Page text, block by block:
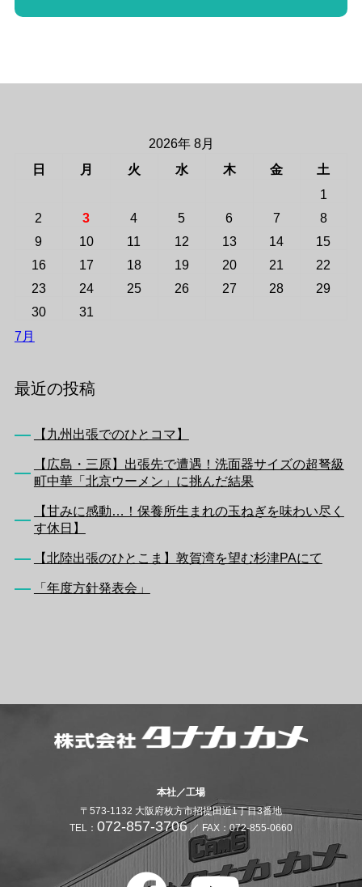
2026年 8月
日
月 火 水 木 金
土
1
2
3 4 5 6 7
8
9
10 11 12 13 14
15
16
17 18 19 20 21
22
23
24 25 26 27 28
29
30
31
7月
最近の投稿
【九州出張でのひとコマ】
【広島・三原】出張先で遭遇！洗面器サイズの超弩級
町中華「北京ウーメン」に挑んだ結果
【甘みに感動…！保養所生まれの玉ねぎを味わい尽く
す休日】
【北陸出張のひとこま】敦賀湾を望む杉津PAにて
「年度方針発表会」
本社／工場
〒573-1132 大阪府枚方市招提田近1丁目3番地
TEL： 072-857-3706 ／ FAX：072-855-0660